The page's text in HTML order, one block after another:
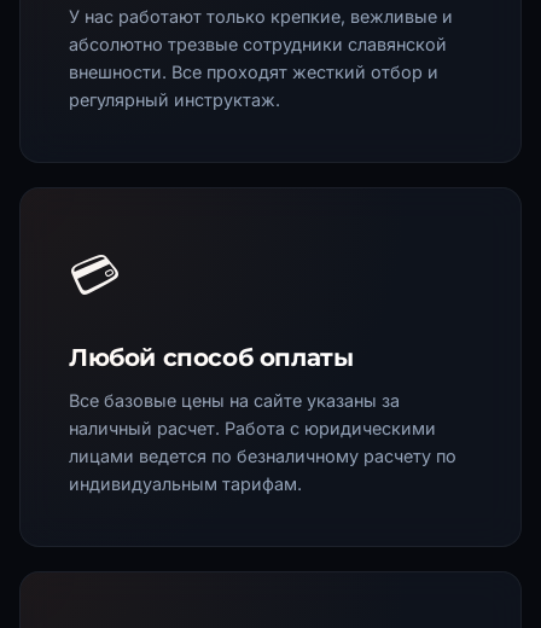
У нас работают только крепкие, вежливые и
абсолютно трезвые сотрудники славянской
внешности. Все проходят жесткий отбор и
регулярный инструктаж.
💳
Любой способ оплаты
Все базовые цены на сайте указаны за
наличный расчет. Работа с юридическими
лицами ведется по безналичному расчету по
индивидуальным тарифам.